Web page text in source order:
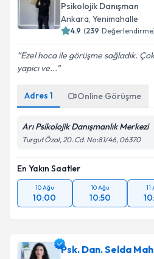
Psikolojik Danışman
Ankara, Yenimahalle
4.9 (239
Ezel hoca ile görüşme sağladık. Çok
yapıcı ve...
Adres 1 Online Görüşme
Arı Psikolojik Danışmanlık Merkezi
Turgut Özal, 20. Cd. No:81/46, 06370
En Yakın Saatler
10 Ağu
10:00
10 Ağu
10:50
11
Psk. Dan. Selda